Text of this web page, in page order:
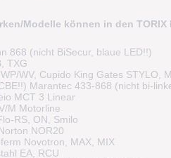
Modelle können in den
868 (nicht BiSecur, blaue LED!!)
TXG
WV, Cupido King Gates STYLO,
Marantec 433-868 (nicht bi-
MCT 3 Linear
M Motorline
RS, ON, Smilo
NOR20
Novotron, MAX, MIX
EA, RCU